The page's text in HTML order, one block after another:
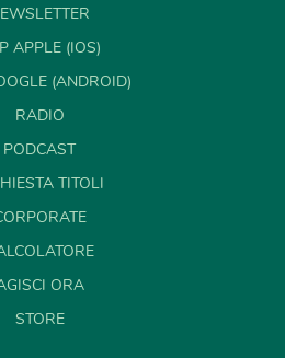
APPLE (IOS)
(ANDROID)
RADIO
PODCAST
TITOLI
ORA
STORE